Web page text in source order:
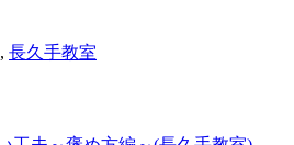
, 長久手教室